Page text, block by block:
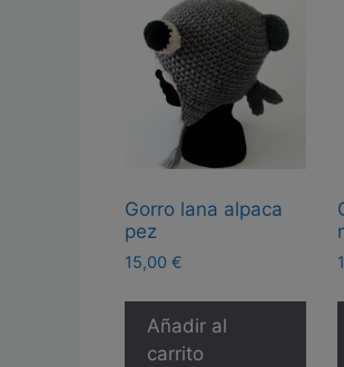
Gorro lana alpaca
pez
15,00 €
Añadir al
carrito